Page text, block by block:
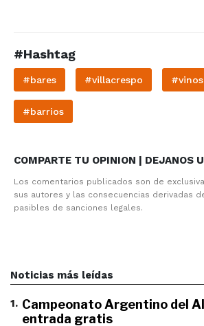
#Hashtag
#bares #villacrespo #vinos
#barrios
COMPARTE TU OPINION | DEJANOS
Los comentarios publicados son de
sus autores y las consecuencias derivadas
pasibles de sanciones legales.
Noticias más leídas
1. Campeonato Argentino del
entrada gratis